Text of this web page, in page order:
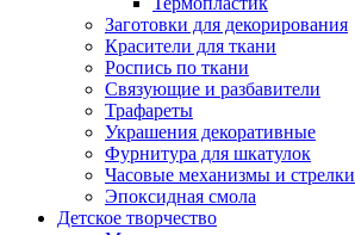
Заготовки для декорирования
Красители для ткани
Роспись по ткани
Связующие и разбавители
Трафареты
Украшения декоративные
Фурнитура для шкатулок
Часовые механизмы и стрелки
Эпоксидная смола
Детское творчество